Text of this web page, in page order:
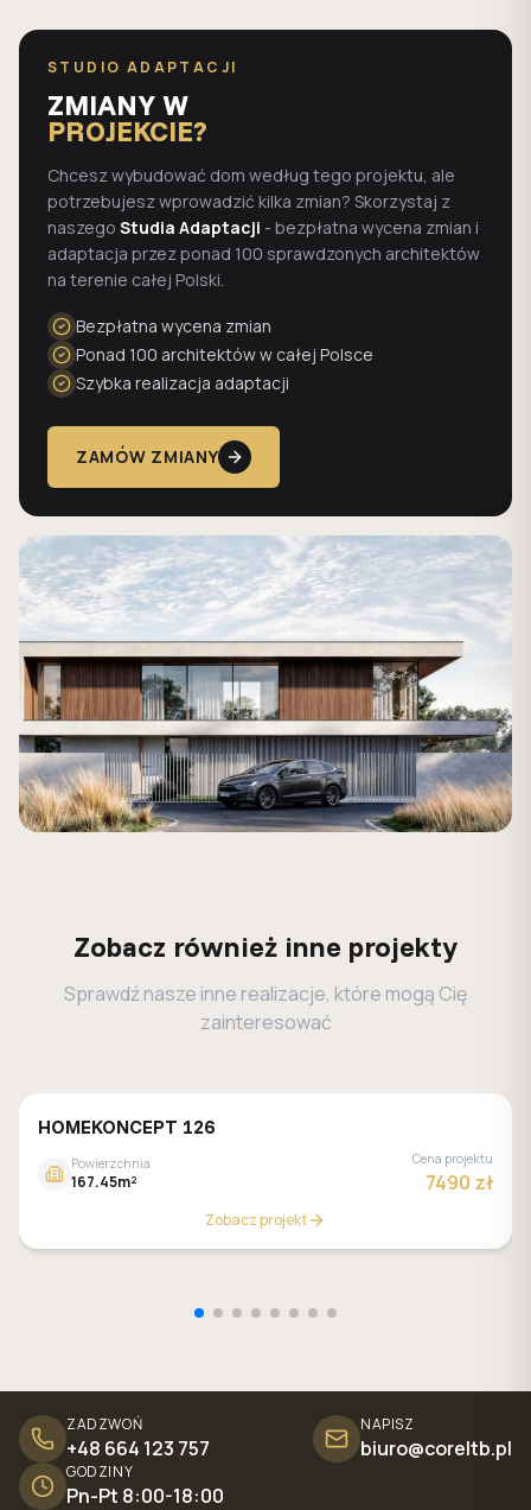
STUDIO ADAPTACJI
ZMIANY W
PROJEKCIE?
Chcesz wybudować dom według tego projektu, ale
potrzebujesz wprowadzić kilka zmian? Skorzystaj z
naszego Studia Adaptacji - bezpłatna wycena zmian i
adaptacja przez ponad 100 sprawdzonych architektów
na terenie całej Polski.
Bezpłatna wycena zmian
Ponad 100 architektów w całej Polsce
Szybka realizacja adaptacji
ZAMÓW ZMIANY
Zobacz również inne projekty
Sprawdź nasze inne realizacje, które mogą Cię
zainteresować
HOMEKONCEPT 126
Powierzchnia
167.45m²
Cena projektu
7490 zł
Zobacz projekt
ZADZWOŃ
+48 664 123 757
NAPISZ
biuro@coreltb.pl
GODZINY
Pn-Pt 8:00-18:00